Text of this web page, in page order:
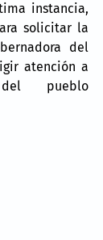
instancia,
solicitar la
del
atención a
pueblo